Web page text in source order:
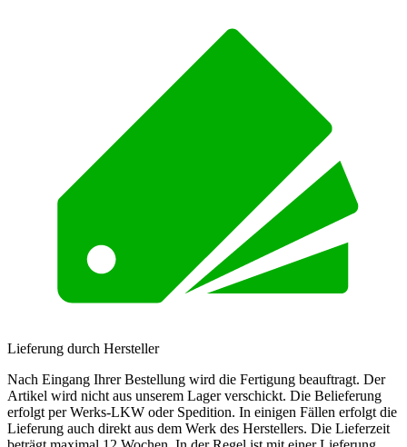
Lieferung durch Hersteller
Nach Eingang Ihrer Bestellung wird die Fertigung beauftragt. Der
Artikel wird nicht aus unserem Lager verschickt. Die Belieferung
erfolgt per Werks-LKW oder Spedition. In einigen Fällen erfolgt die
Lieferung auch direkt aus dem Werk des Herstellers. Die Lieferzeit